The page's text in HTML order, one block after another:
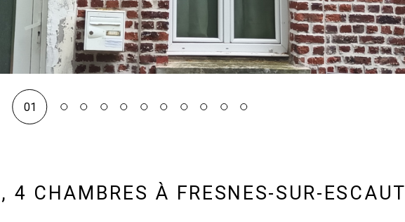
01
CHAMBRES À FRESNES-SUR-ESCAUT